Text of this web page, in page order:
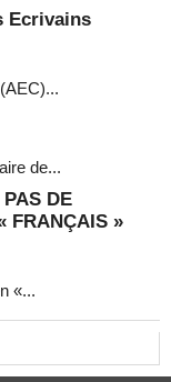
Ecrivains
de...
DE
FRANÇAIS »
«...